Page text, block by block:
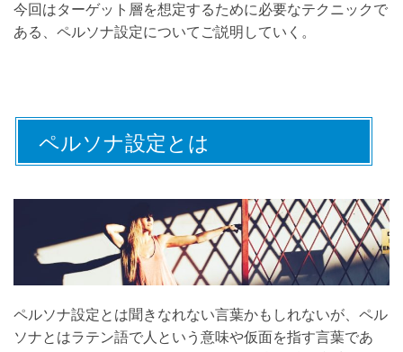
今回はターゲット層を想定するために必要なテクニックで
ある、ペルソナ設定についてご説明していく。
ペルソナ設定とは
ペルソナ設定とは聞きなれない言葉かもしれないが、ペル
ソナとはラテン語で人という意味や仮面を指す言葉であ